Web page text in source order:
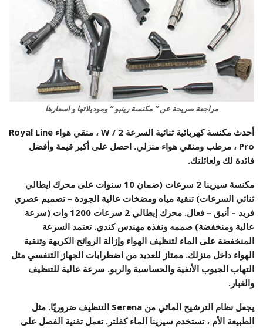
مراجعة صريحة عن ” مكنسة رينبو ” وموديلاتها و اسعارها
أحدث مكنسة كهربائية ثنائية السرعة W / 2 ، منقي هواء Royal Line
Pro ، مرطب ومنقي هواء منزلي. احصل على أكبر قيمة وأفضل
فائدة لك ولعائلتك.
مكنسة سيرينا 2 سرعات (ضمان 10 سنوات على محرك ايطالي
ثنائي السرعات) تنقية مياه ومضخات عالية الجودة – تصميم عصري
فريد – أنيق – فعال. محرك إيطالي 2 سرعات 1200 وات (سرعة
عالية ومنخفضة) صممه ونفذه مهندس كندي. تعتمد السرعة
المنخفضة على الماء لتنظيف الهواء وإزالة الروائح الكريهة وتنقية
الهواء داخل منزلك. ممتاز للعديد من اضطرابات الجهاز التنفسي مثل
التهاب الجيوب الأنفية والحساسية والربو. سرعة عالية للتنظيف
والغبار.
يجعل نظام الترشيح المائي من Serena التنظيف ضروريًا. مثل
الطبيعة الأم ، تستخدم سيرينا الماء كفلتر. تعمل تقنية الفصل على